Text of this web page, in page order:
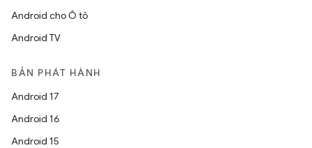
Android cho Ô tô
Android TV
BẢN PHÁT HÀNH
Android 17
Android 16
Android 15